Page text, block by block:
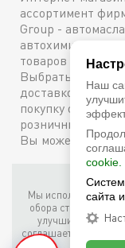
ассортимент
Group -
автохимию.
товаров с
Выбрать и
доставкой по
покупку онлайн,
розничных
Вы можете
Мы используем
обора статистики,
улучшить работу
соглашаетесь с
Наш
cookie.
сайта